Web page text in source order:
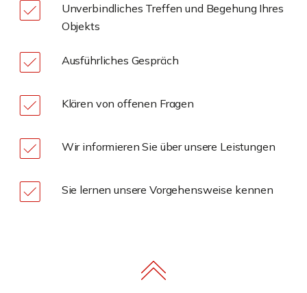
Unverbindliches Treffen und Begehung Ihres
Objekts
Ausführliches Gespräch
Klären von offenen Fragen
Wir informieren Sie über unsere Leistungen
Sie lernen unsere Vorgehensweise kennen